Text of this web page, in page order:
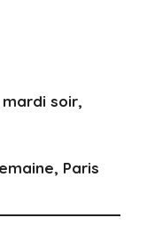
soir,
Paris